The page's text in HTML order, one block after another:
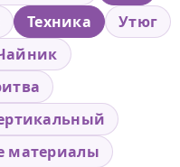
Техника
Утюг
материалы